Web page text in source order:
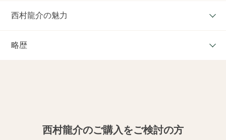
西村龍介の魅力
略歴
西村龍介のご購入をご検討の方